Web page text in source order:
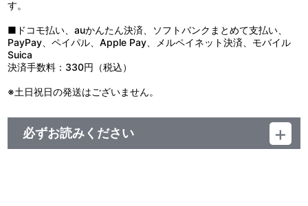
す。
■ドコモ払い、auかんたん決済、ソフトバンクまとめて支払い、
PayPay、ペイパル、Apple Pay、メルペイネット決済、モバイル
Suica
決済手数料：330円（税込）
※土日祝日の発送はございません。
必ずお読みください